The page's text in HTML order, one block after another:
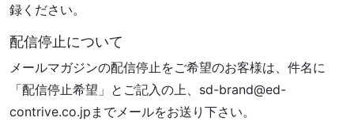
録ください。
配信停止について
メールマガジンの配信停止をご希望のお客様は、件名に
「配信停止希望」とご記入の上、sd-brand
ed-
contrive.co.jp までメールをお送り下さい。